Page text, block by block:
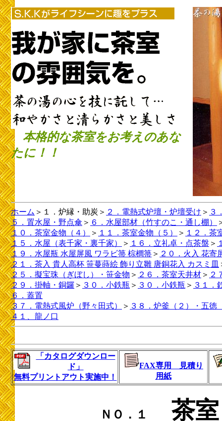
本格的な茶室をお考えのあな
たに！！
ホーム ＞１．炉縁・助炭＞ ２．電熱式炉壇・炉壇受け ＞ ３
５．置水屋・野点傘 ＞ ６．水屋部材（竹すのこ・通し棚）
１０．茶室金物（４）
＞ １１．茶室金物（５） ＞ １２．茶
１５．水屋（表千家・裏千家）
＞ １６．立礼卓・点茶盤 ＞
１９．水屋瓶 水屋屏風 ワラビ箒 棕櫚箒 ＞ ２０．火入 花寄
２１．茶入 貴人高杯 笹蔓蒔絵 飾り立雛 唐銅花入 カスミ皿
２５．擬宝珠（ぎぼし）・笹金物 ＞ ２６．茶室天井材 ＞ ２
２９．掛軸・銅鑼 ＞ ３０．小鉄瓶 ＞ ３０．小鉄瓶 ＞ ３１．
６．蓋置
３７．電熱式風炉（野々田式）
＞ ３８．炉釜（２）・五徳
４１、龍ノ口
「カタログダウンロー
ド」
無料プリントアウト実施中！
FAX専用 見積り
用紙
ＮＯ．１ 茶室